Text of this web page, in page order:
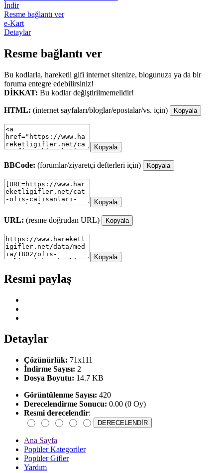
İndir
Resme bağlantı ver
e-Kart
Detaylar
Resme bağlantı ver
Bu kodlarla, hareketli gifi internet sitenize, blogunuza ya da bir
foruma entegre edebilirsiniz!
DİKKAT: Bu kodlar değiştirilmemelidir!
HTML: (internet sayfaları/bloglar/epostalar/vs. için) Kopyala
Kopyala
BBCode: (forumlar/ziyaretçi defterleri için) Kopyala
Kopyala
URL: (resme doğrudan URL) Kopyala
Kopyala
Resmi paylaş
Detaylar
Çözünürlük: 71x111
İndirme Sayısı: 2
Dosya Boyutu: 14.7 KB
Görüntülenme Sayısı: 420
Derecelendirme Sonucu: 0.00 (0 Oy)
Resmi derecelendir:
Ana Sayfa
Popüler Kategoriler
Popüler Gifler
Yardım